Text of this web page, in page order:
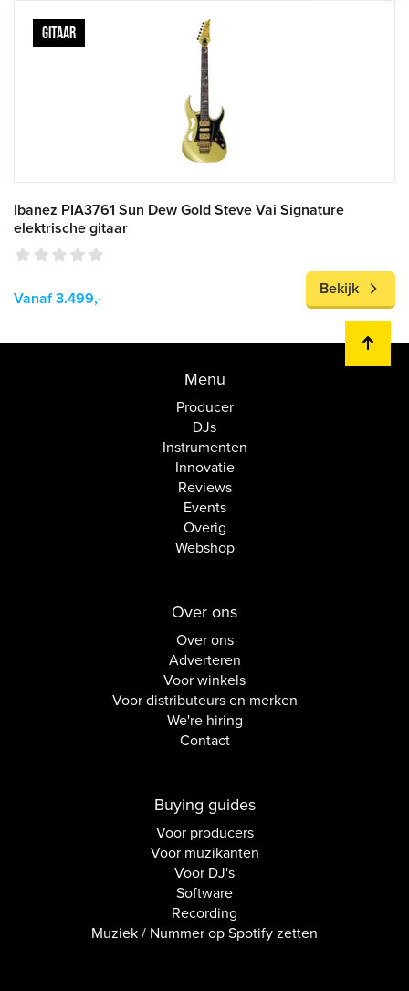
GITAAR
Ibanez PIA3761 Sun Dew Gold Steve Vai Signature
elektrische gitaar
Vanaf 3.499,-
Bekijk
Menu
Producer
DJs
Instrumenten
Innovatie
Reviews
Events
Overig
Webshop
Over ons
Over ons
Adverteren
Voor winkels
Voor distributeurs en merken
We're hiring
Contact
Buying guides
Voor producers
Voor muzikanten
Voor DJ's
Software
Recording
Muziek / Nummer op Spotify zetten